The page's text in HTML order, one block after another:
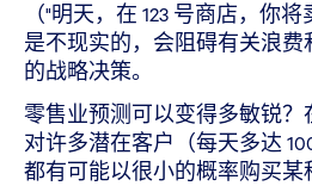
（"明天，在 123 号商店，你将
是不现实的，会阻碍有关浪费
的战略决策。
零售业预测可以变得多敏锐？
对许多潜在客户（每天多达
都有可能以很小的概率购买